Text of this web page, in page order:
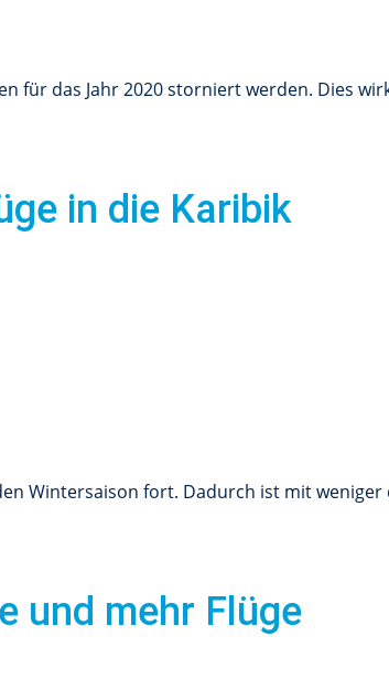
für das Jahr 2020 storniert werden. Dies
in die Karibik
Wintersaison fort. Dadurch ist mit
und mehr Flüge